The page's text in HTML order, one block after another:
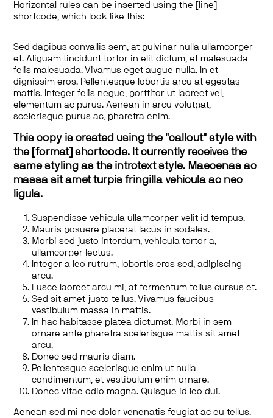
Horizontal rules can be inserted using the [line]
shortcode, which look like this:
Sed dapibus convallis sem, at pulvinar nulla ullamcorper
et. Aliquam tincidunt tortor in elit dictum, et malesuada
felis malesuada. Vivamus eget augue nulla. In et
dignissim eros. Pellentesque lobortis arcu at egestas
mattis. Integer felis neque, porttitor ut laoreet vel,
elementum ac purus. Aenean in arcu volutpat,
scelerisque purus ac, pharetra enim.
This copy is created using the "callout" style with
the [format] shortcode. It currently receives the
same styling as the introtext style. Maecenas ac
massa sit amet turpis fringilla vehicula ac nec
ligula.
Suspendisse vehicula ullamcorper velit id tempus.
Mauris posuere placerat lacus in sodales.
Morbi sed justo interdum, vehicula tortor a,
ullamcorper lectus.
Integer a leo rutrum, lobortis eros sed, adipiscing
arcu.
Fusce laoreet arcu mi, at fermentum tellus cursus et.
Sed sit amet justo tellus. Vivamus faucibus
vestibulum massa in mattis.
In hac habitasse platea dictumst. Morbi in sem
ornare ante pharetra scelerisque mattis sit amet
arcu.
Donec sed mauris diam.
Pellentesque scelerisque enim ut nulla
condimentum, et vestibulum enim ornare.
Donec vitae odio magna. Quisque id leo dui.
Aenean sed mi nec dolor venenatis feugiat ac eu tellus.